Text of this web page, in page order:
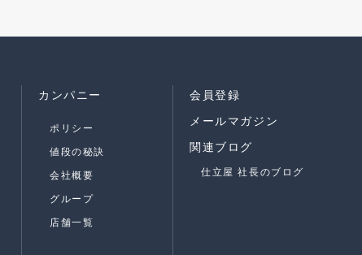
カンパニー
ポリシー
値段の秘訣
会社概要
グループ
店舗一覧
会員登録
メールマガジン
関連ブログ
仕立屋 社長のブログ